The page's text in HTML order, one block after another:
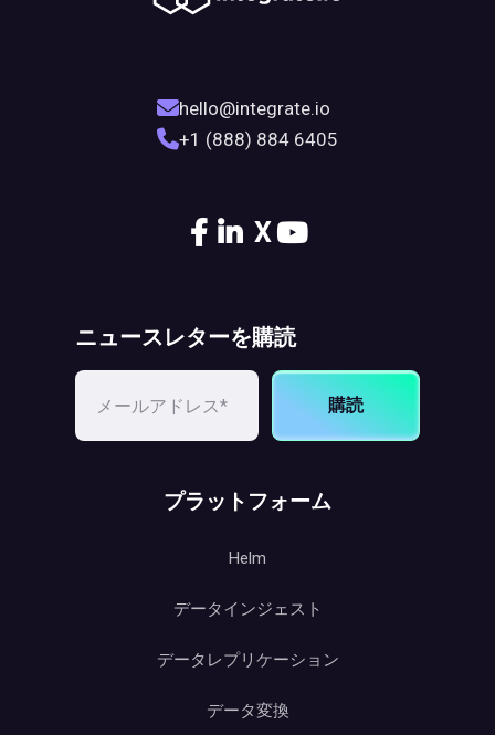
hello@integrate.io
+1 (888) 884 6405
X
ニュースレターを購読
購読
プラットフォーム
Helm
データインジェスト
データレプリケーション
データ変換